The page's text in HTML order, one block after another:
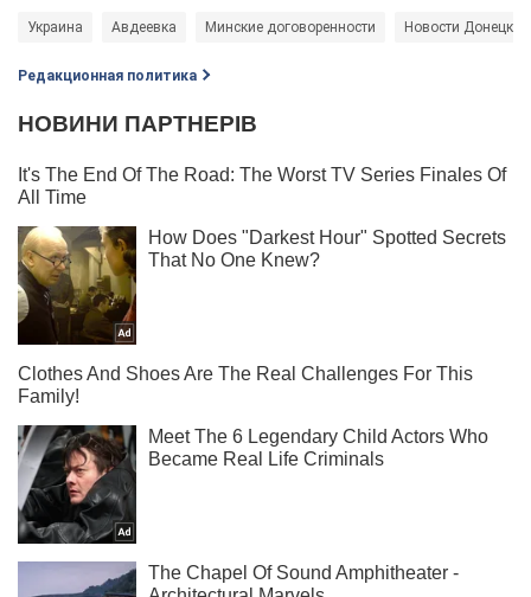
Украина Авдеевка Минские договоренности Новости Донецка
Редакционная политика